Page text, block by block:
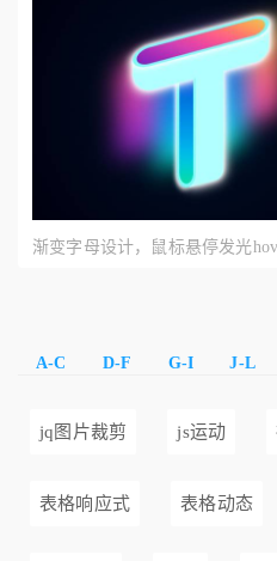
渐变字母设计，鼠标悬停发光
A-C D-F G-I J-L
jq图片裁剪 js运动
表格响应式 表格动态